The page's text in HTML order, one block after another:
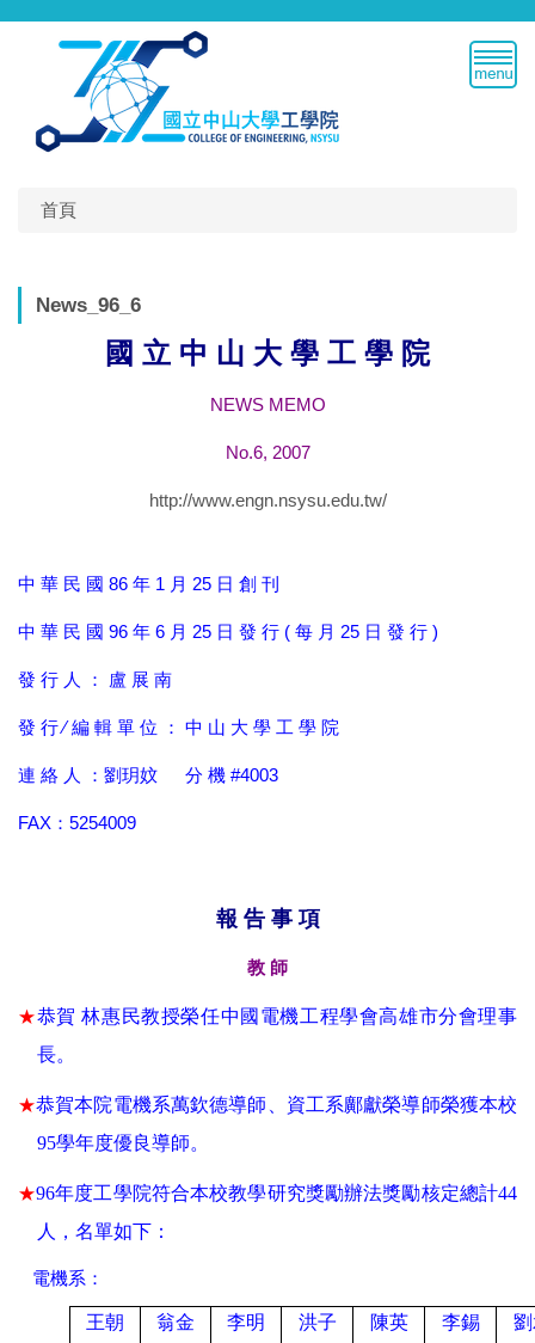
跳
首頁
News_96_6
國 立 中 山 大 學 工 學 院
NEWS MEMO
No.6, 2007
http://www.engn.nsysu.edu.tw/
中 華 民 國 86 年 1 月 25 日 創 刊
中 華 民 國 96 年 6 月 25 日 發 行 ( 每 月 25 日 發 行 )
發 行 人 ： 盧 展 南
發 行 ∕ 編 輯 單 位 ： 中 山 大 學 工 學 院
連 絡 人 ：劉玥妏 分 機 #4003
FAX：5254009
報 告 事 項
教 師
★恭賀 林惠民教授榮任中國電機工程學會高雄市分會理事
長。
★恭賀本院電機系萬欽德導師 、資工系鄺獻榮導師榮獲本校
95學年度優良導師。
★96年度工學院符合本校教學研究獎勵辦法獎勵核定總計44
人，名單如下：
電機系：
王朝
翁金
李明
洪子
陳英
李錫